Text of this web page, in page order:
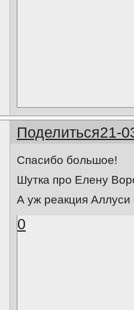
Поделиться21-
Спасибо большое!
Шутка про Елену
А уж реакция
0